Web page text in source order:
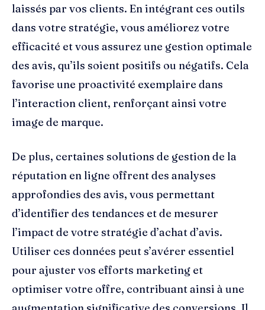
laissés par vos clients. En intégrant ces outils
dans votre stratégie, vous améliorez votre
efficacité et vous assurez une gestion optimale
des avis, qu’ils soient positifs ou négatifs. Cela
favorise une proactivité exemplaire dans
l’interaction client, renforçant ainsi votre
image de marque.
De plus, certaines solutions de gestion de la
réputation en ligne offrent des analyses
approfondies des avis, vous permettant
d’identifier des tendances et de mesurer
l’impact de votre stratégie d’achat d’avis.
Utiliser ces données peut s’avérer essentiel
pour ajuster vos efforts marketing et
optimiser votre offre, contribuant ainsi à une